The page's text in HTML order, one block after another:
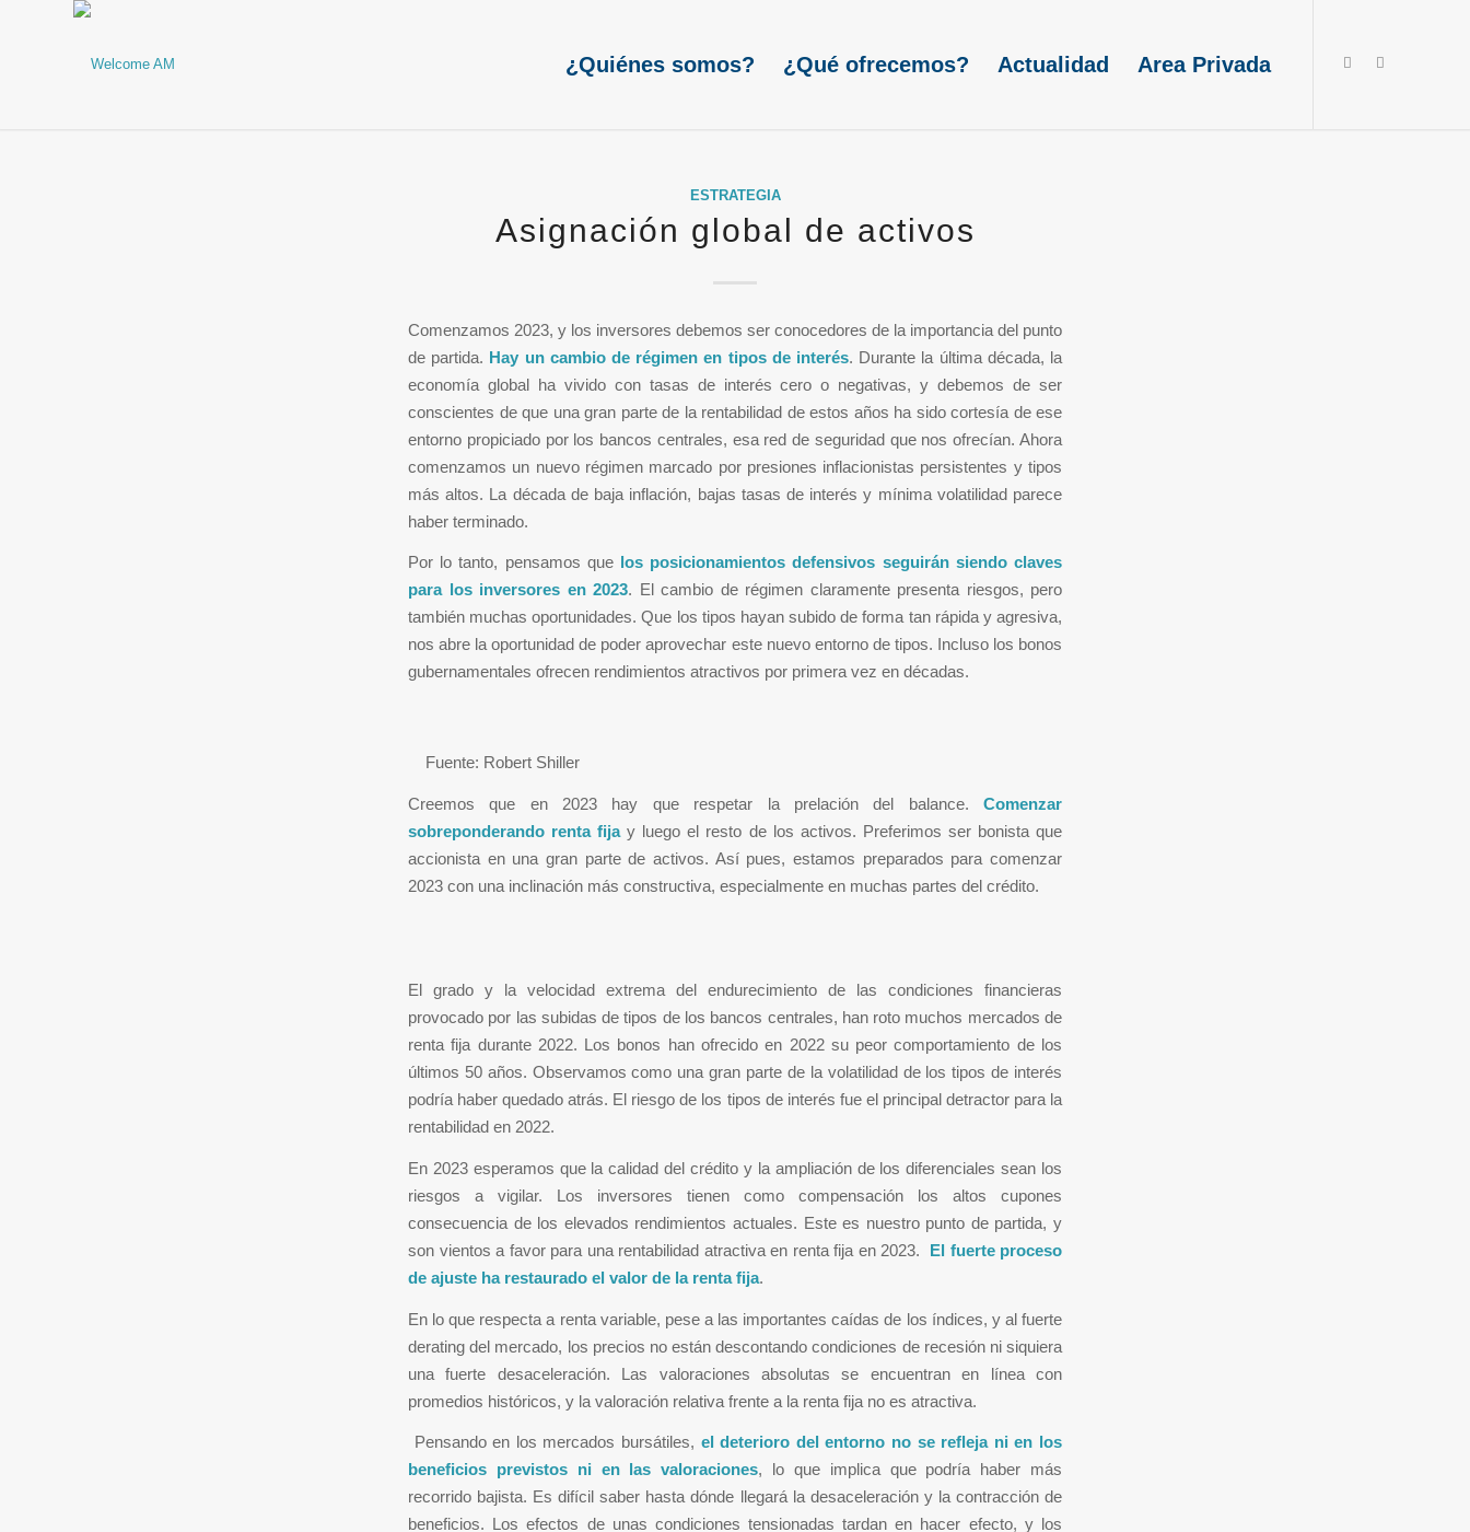
¿Quiénes somos? ¿Qué ofrecemos? Actualidad Area Privada
ESTRATEGIA
Asignación global de activos
Comenzamos 2023, y los inversores debemos ser conocedores de la importancia del punto
de partida. Hay un cambio de régimen en tipos de interés. Durante la última década, la
economía global ha vivido con tasas de interés cero o negativas, y debemos de ser
conscientes de que una gran parte de la rentabilidad de estos años ha sido cortesía de ese
entorno propiciado por los bancos centrales, esa red de seguridad que nos ofrecían. Ahora
comenzamos un nuevo régimen marcado por presiones inflacionistas persistentes y tipos
más altos. La década de baja inflación, bajas tasas de interés y mínima volatilidad parece
haber terminado.
Por lo tanto, pensamos que los posicionamientos defensivos seguirán siendo claves
para los inversores en 2023. El cambio de régimen claramente presenta riesgos, pero
también muchas oportunidades. Que los tipos hayan subido de forma tan rápida y agresiva,
nos abre la oportunidad de poder aprovechar este nuevo entorno de tipos. Incluso los bonos
gubernamentales ofrecen rendimientos atractivos por primera vez en décadas.
Fuente: Robert Shiller
Creemos que en 2023 hay que respetar la prelación del balance. Comenzar
sobreponderando renta fijay luego el resto de los activos. Preferimos ser bonista que
accionista en una gran parte de activos. Así pues, estamos preparados para comenzar
2023 con una inclinación más constructiva, especialmente en muchas partes del crédito.
El grado y la velocidad extrema del endurecimiento de las condiciones financieras
provocado por las subidas de tipos de los bancos centrales, han roto muchos mercados de
renta fija durante 2022. Los bonos han ofrecido en 2022 su peor comportamiento de los
últimos 50 años. Observamos como una gran parte de la volatilidad de los tipos de interés
podría haber quedado atrás. El riesgo de los tipos de interés fue el principal detractor para la
rentabilidad en 2022.
En 2023 esperamos que la calidad del crédito y la ampliación de los diferenciales sean los
riesgos a vigilar. Los inversores tienen como compensación los altos cupones
consecuencia de los elevados rendimientos actuales. Este es nuestro punto de partida, y
son vientos a favor para una rentabilidad atractiva en renta fija en 2023. El fuerte proceso
de ajuste ha restaurado el valor de la renta fija.
En lo que respecta a renta variable, pese a las importantes caídas de los índices, y al fuerte
derating del mercado, los precios no están descontando condiciones de recesión ni siquiera
una fuerte desaceleración. Las valoraciones absolutas se encuentran en línea con
promedios históricos, y la valoración relativa frente a la renta fija no es atractiva.
Pensando en los mercados bursátiles, el deterioro del entorno no se refleja ni en los
beneficios previstos ni en las valoraciones, lo que implica que podría haber más
recorrido bajista. Es difícil saber hasta dónde llegará la desaceleración y la contracción de
beneficios. Los efectos de unas condiciones tensionadas tardan en hacer efecto, y los